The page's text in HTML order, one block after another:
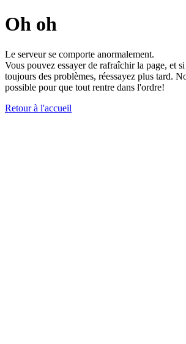
Oh oh
Le serveur se comporte anormalement.
Vous pouvez essayer de rafraîchir la page, et
toujours des problèmes, réessayez plus tard.
possible pour que tout rentre dans l'ordre!
Retour à l'accueil